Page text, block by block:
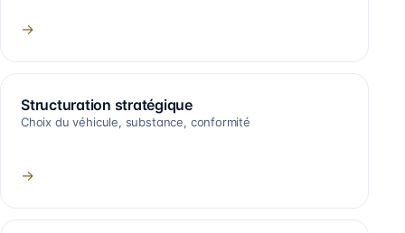
→
Structuration stratégique
Choix du véhicule, substance, conformité
→